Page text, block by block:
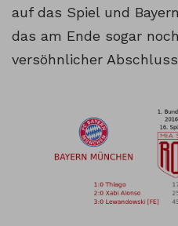
auf das Spiel und
das am Ende sogar
versöhnlicher